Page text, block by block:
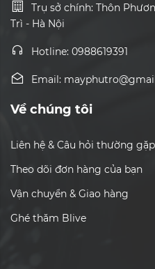
Trụ sở chính: Thôn
Trì - Hà Nội
Hotline: 0988619391
Email:
Về chúng tôi
Liên hệ & Câu hỏi thường gặp
Theo dõi đơn hàng của bạn
Vận chuyển & Giao hàng
Ghé thăm Blive